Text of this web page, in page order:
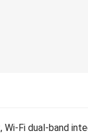
Fi dual-band